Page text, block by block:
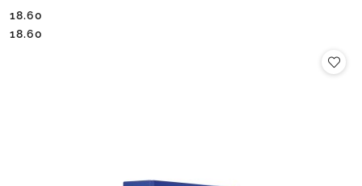
Cena:
18.60
Cena:
18.60